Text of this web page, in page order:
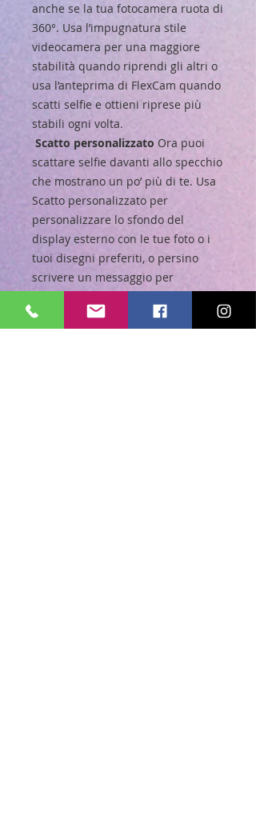
anche se la tua fotocamera ruota di
360°. Usa l’impugnatura stile
videocamera per una maggiore
stabilità quando riprendi gli altri o
usa l’anteprima di FlexCam quando
scatti selfie e ottieni riprese più
stabili ogni volta.
Scatto personalizzato Ora puoi
scattare selfie davanti allo specchio
che mostrano un po’ più di te. Usa
Scatto personalizzato per
personalizzare lo sfondo del
display esterno con le tue foto o i
tuoi disegni preferiti, o persino
scrivere un messaggio per
esprimerti mentre scatti.
Doppia registrazione
Crea